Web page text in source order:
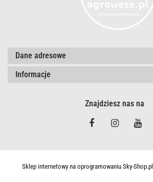
Dane adresowe
Informacje
Znajdziesz nas na
Sklep internetowy na oprogramowaniu Sky-Shop.pl